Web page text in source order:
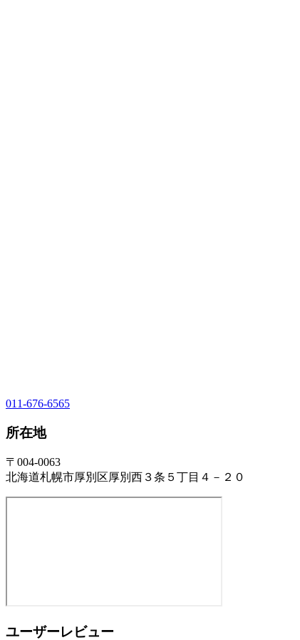
011-676-6565
所在地
〒004-0063
北海道札幌市厚別区厚別西３条５丁目４－２０
ユーザーレビュー